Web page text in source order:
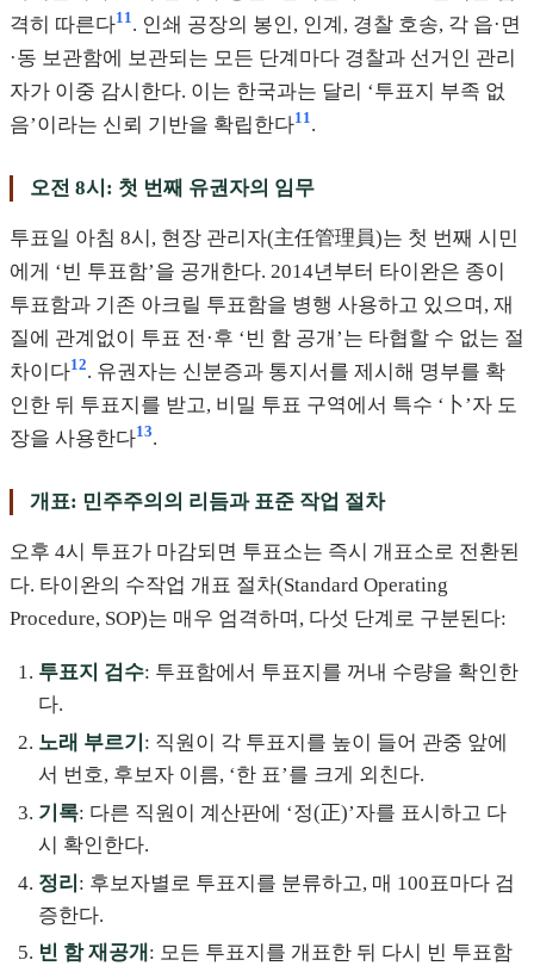
격히 따른다11. 인쇄 공장의 봉인, 인계, 경찰 호송, 각 읍·면
·동 보관함에 보관되는 모든 단계마다 경찰과 선거인 관리
자가 이중 감시한다. 이는 한국과는 달리 ‘투표지 부족 없
음’이라는 신뢰 기반을 확립한다11.
오전 8시: 첫 번째 유권자의 임무
투표일 아침 8시, 현장 관리자(主任管理員)는 첫 번째 시민
에게 ‘빈 투표함’을 공개한다. 2014년부터 타이완은 종이
투표함과 기존 아크릴 투표함을 병행 사용하고 있으며, 재
질에 관계없이 투표 전·후 ‘빈 함 공개’는 타협할 수 없는 절
차이다12. 유권자는 신분증과 통지서를 제시해 명부를 확
인한 뒤 투표지를 받고, 비밀 투표 구역에서 특수 ‘卜’자 도
장을 사용한다13.
개표: 민주주의의 리듬과 표준 작업 절차
오후 4시 투표가 마감되면 투표소는 즉시 개표소로 전환된
다. 타이완의 수작업 개표 절차(Standard Operating
Procedure, SOP)는 매우 엄격하며, 다섯 단계로 구분된다:
투표지 검수: 투표함에서 투표지를 꺼내 수량을 확인한
다.
노래 부르기 : 직원이 각 투표지를 높이 들어 관중 앞에
서 번호, 후보자 이름, ‘한 표’를 크게 외친다.
기록: 다른 직원이 계산판에 ‘정(正)’자를 표시하고 다
시 확인한다.
정리 : 후보자별로 투표지를 분류하고, 매 100표마다 검
증한다.
빈 함 재공개 : 모든 투표지를 개표한 뒤 다시 빈 투표함